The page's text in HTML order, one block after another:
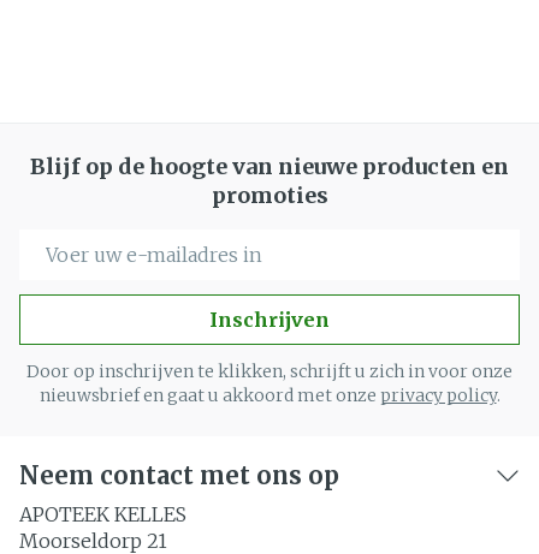
Blijf op de hoogte van nieuwe producten en
promoties
Inschrijven
Door op inschrijven te klikken, schrijft u zich in voor onze
nieuwsbrief en gaat u akkoord met onze privacy policy.
Neem contact met ons op
APOTEEK KELLES
Moorseldorp 21